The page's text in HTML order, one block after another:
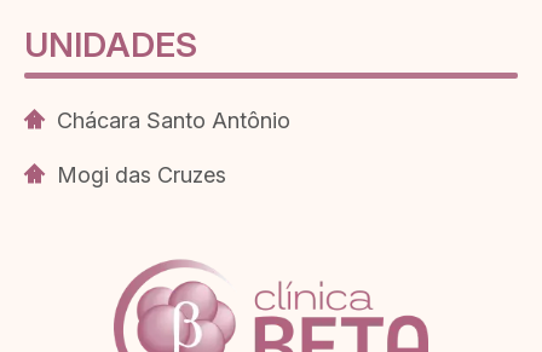
UNIDADES
Chácara Santo Antônio
Mogi das Cruzes